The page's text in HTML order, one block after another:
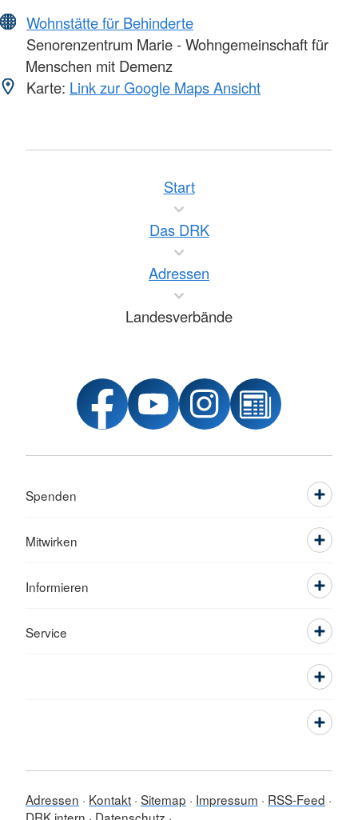
Wohnstätte für Behinderte
Senorenzentrum Marie - Wohngemeinschaft für
Menschen mit Demenz
Karte: Link zur Google Maps Ansicht
Start
Das DRK
Adressen
Landesverbände
Spenden
Mitwirken
Informieren
Service
Adressen Kontakt Sitemap Impressum
RSS-Feed